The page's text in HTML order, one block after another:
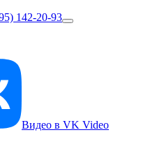
142-20-93
Видео в VK Video